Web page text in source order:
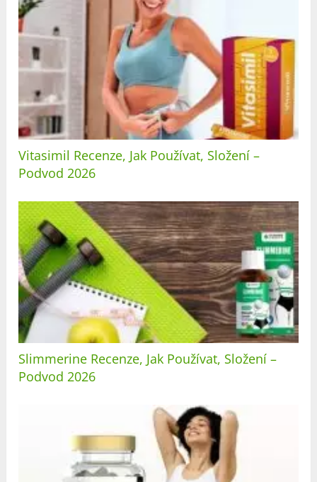
Vitasimil Recenze, Jak Používat, Složení –
Podvod 2026
Slimmerine Recenze, Jak Používat, Složení –
Podvod 2026